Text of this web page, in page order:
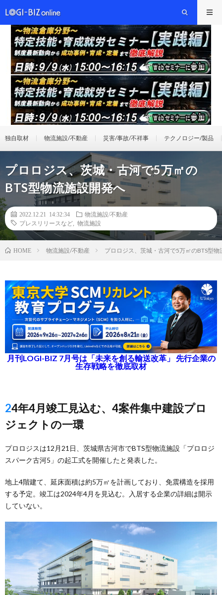
独自取材 物流施設/不動産 災害/事故/不祥事 テクノロジー/製品
プロロジス、茨城・古河で5万㎡の
BTS型物流施設開発へ
2022.12.21 14:32:34
物流施設/不動産
プレスリリースなど
物流施設
HOME 物流施設/不動産 プロロジス、茨城・古河で5万㎡のBTS型物
月刊LOGI-BIZ 7月号は「未来を創る輸送改革」 先行企業の
生存戦略を徹底取材
24年4月竣工見込む、4案件集中建設プロ
ジェクトの一環
プロロジスは12月21日、茨城県古河市でBTS型物流施設「プロロジ
スパーク古河5」の起工式を開催したと発表した。
地上4階建て、延床面積は約5万㎡を計画しており、免震構造を採用
する予定。竣工は2024年4月を見込む。入居する企業の詳細は開示
していない。